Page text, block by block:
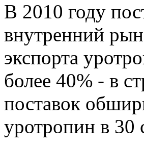
В 2010 году
внутренний
экспорта
более 40% - в
поставок
уротропин в 30